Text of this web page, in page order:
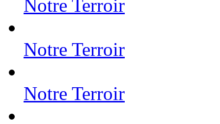
Notre Terroir
Notre Terroir
Notre Terroir